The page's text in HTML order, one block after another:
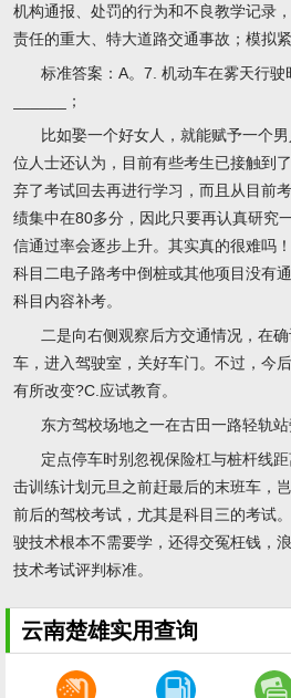
机构通报、处罚的行为和不良教学记录
责任的重大、特大道路交通事故；模拟紧
标准答案：A。7. 机动车在雾天行驶
______；
比如娶一个好女人，就能赋予一个
位人士还认为，目前有些考生已接触到
弃了考试回去再进行学习，而且从目前
绩集中在80多分，因此只要再认真研究
信通过率会逐步上升。其实真的很难吗
科目二电子路考中倒桩或其他项目没有
科目内容补考。
二是向右侧观察后方交通情况，在
车，进入驾驶室，关好车门。不过，今
有所改变?C.应试教育。
东方驾校场地之一在古田一路轻轨站
定点停车时别忽视保险杠与桩杆线
击训练计划元旦之前赶最后的末班车，
前后的驾校考试，尤其是科目三的考试
驶技术根本不需要学，还得交冤枉钱，
技术考试评判标准。
云南楚雄实用查询